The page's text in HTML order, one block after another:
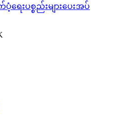
ပံ့ရေးပစ္စည်းများပေးအပ်